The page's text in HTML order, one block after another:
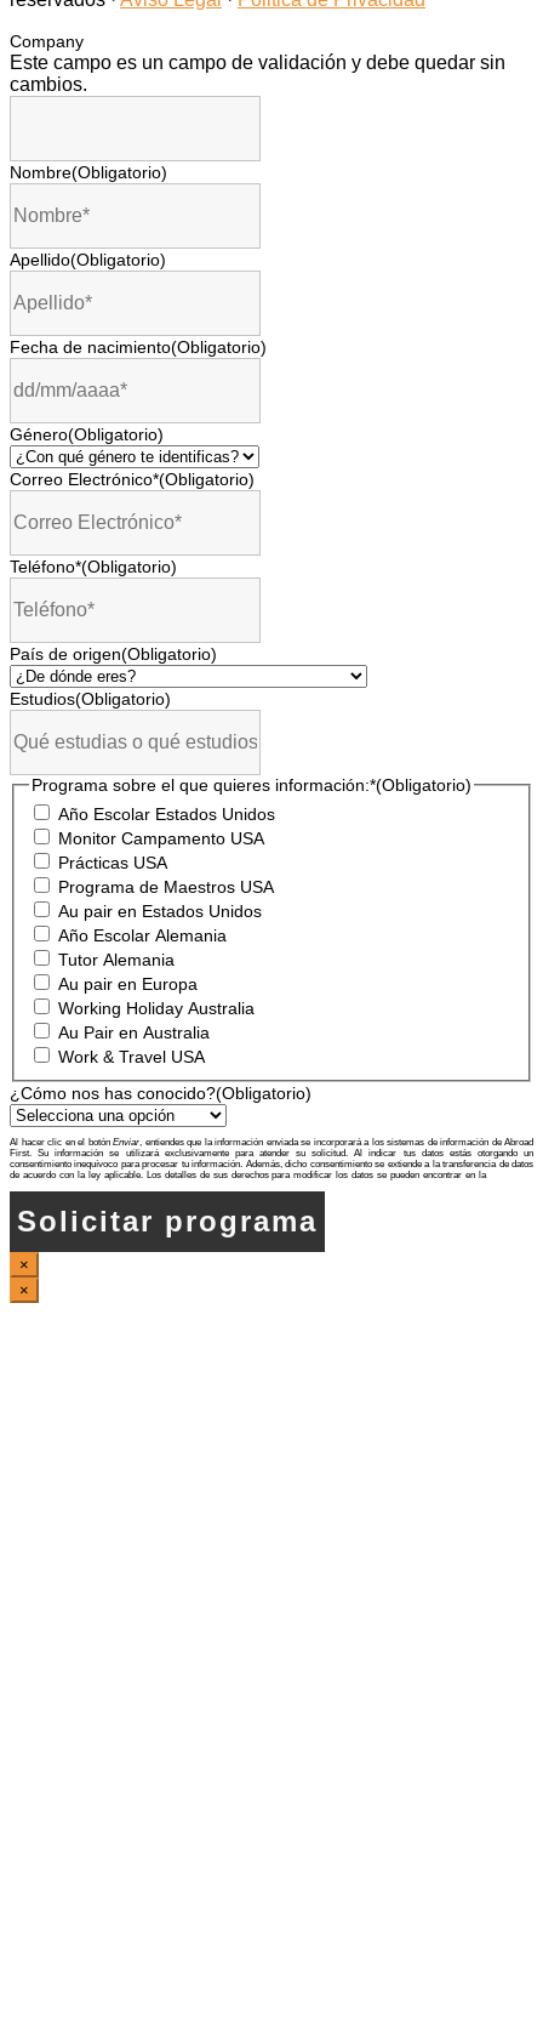
Company
Este campo es un campo de validación y debe quedar sin
cambios.
Nombre(Obligatorio)
Apellido(Obligatorio)
Fecha de nacimiento(Obligatorio)
Género(Obligatorio)
Correo Electrónico*(Obligatorio)
Teléfono*(Obligatorio)
País de origen(Obligatorio)
Estudios(Obligatorio)
Programa sobre el que quieres información:*(Obligatorio)
Año Escolar Estados Unidos
Monitor Campamento USA
Prácticas USA
Programa de Maestros USA
Au pair en Estados Unidos
Año Escolar Alemania
Tutor Alemania
Au pair en Europa
Working Holiday Australia
Au Pair en Australia
Work & Travel USA
¿Cómo nos has conocido?(Obligatorio)
Al hacer clic en el botón Enviar, entiendes que la información enviada se incorporará a los sistemas de información de Abroad
First. Su información se utilizará exclusivamente para atender su solicitud. Al indicar tus datos estás otorgando un
consentimiento inequívoco para procesar tu información. Además, dicho consentimiento se extiende a la transferencia de datos
de acuerdo con la ley aplicable. Los detalles de sus derechos para modificar los datos se pueden encontrar en la
Solicitar programa
×
×